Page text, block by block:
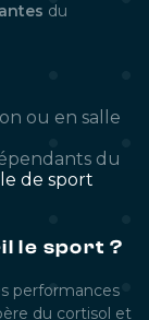
du
ou en salle
du
de sport
le sport ?
performances
du cortisol et